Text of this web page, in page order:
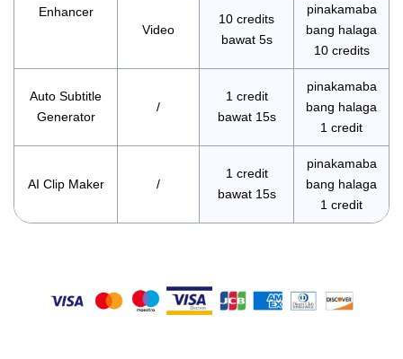
Enhancer
Video
10 credits
bawat 5s
pinakamaba
bang halaga
10 credits
Auto Subtitle
Generator
/
1 credit
bawat 15s
pinakamaba
bang halaga
1 credit
AI Clip Maker /
1 credit
bawat 15s
pinakamaba
bang halaga
1 credit